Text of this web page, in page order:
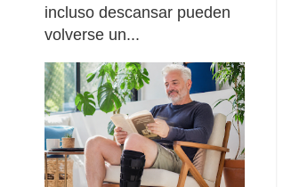
incluso descansar pueden
volverse un...